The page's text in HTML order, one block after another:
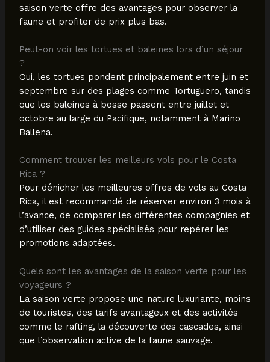
saison verte offre des avantages pour observer la
faune et profiter de prix plus bas.
Peut-on voir les tortues et baleines lors d’un séjour
?
Oui, les tortues pondent principalement entre juin et
septembre sur des plages comme Tortuguero, tandis
que les baleines à bosse passent entre juillet et
octobre au large du Pacifique, notamment à Marino
Ballena.
Comment trouver les meilleurs vols pour le Costa
Rica ?
Pour dénicher les meilleures offres de vols au Costa
Rica, il est recommandé de réserver environ 3 mois à
l’avance, de comparer les différentes compagnies et
d’utiliser des guides spécialisés pour repérer les
promotions adaptées.
Quels sont les avantages de la saison verte pour les
voyageurs ?
La saison verte propose une nature luxuriante, moins
de touristes, des tarifs avantageux et des activités
comme le rafting, la découverte des cascades, ainsi
que l’observation active de la faune sauvage.